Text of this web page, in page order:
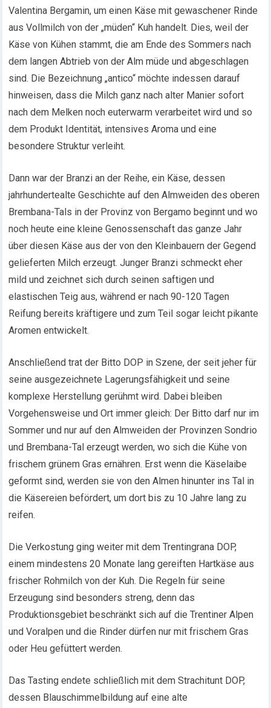
Valentina Bergamin, um einen Käse mit gewaschener Rinde
aus Vollmilch von der „müden“ Kuh handelt. Dies, weil der
Käse von Kühen stammt, die am Ende des Sommers nach
dem langen Abtrieb von der Alm müde und abgeschlagen
sind. Die Bezeichnung „antico“ möchte indessen darauf
hinweisen, dass die Milch ganz nach alter Manier sofort
nach dem Melken noch euterwarm verarbeitet wird und so
dem Produkt Identität, intensives Aroma und eine
besondere Struktur verleiht.
Dann war der Branzi an der Reihe, ein Käse, dessen
jahrhundertealte Geschichte auf den Almweiden des oberen
Brembana-Tals in der Provinz von Bergamo beginnt und wo
noch heute eine kleine Genossenschaft das ganze Jahr
über diesen Käse aus der von den Kleinbauern der Gegend
gelieferten Milch erzeugt. Junger Branzi schmeckt eher
mild und zeichnet sich durch seinen saftigen und
elastischen Teig aus, während er nach 90-120 Tagen
Reifung bereits kräftigere und zum Teil sogar leicht pikante
Aromen entwickelt.
Anschließend trat der Bitto DOP in Szene, der seit jeher für
seine ausgezeichnete Lagerungsfähigkeit und seine
komplexe Herstellung gerühmt wird. Dabei bleiben
Vorgehensweise und Ort immer gleich: Der Bitto darf nur im
Sommer und nur auf den Almweiden der Provinzen Sondrio
und Brembana-Tal erzeugt werden, wo sich die Kühe von
frischem grünem Gras ernähren. Erst wenn die Käselaibe
geformt sind, werden sie von den Almen hinunter ins Tal in
die Käsereien befördert, um dort bis zu 10 Jahre lang zu
reifen.
Die Verkostung ging weiter mit dem Trentingrana DOP,
einem mindestens 20 Monate lang gereiften Hartkäse aus
frischer Rohmilch von der Kuh. Die Regeln für seine
Erzeugung sind besonders streng, denn das
Produktionsgebiet beschränkt sich auf die Trentiner Alpen
und Voralpen und die Rinder dürfen nur mit frischem Gras
oder Heu gefüttert werden.
Das Tasting endete schließlich mit dem Strachitunt DOP,
dessen Blauschimmelbildung auf eine alte